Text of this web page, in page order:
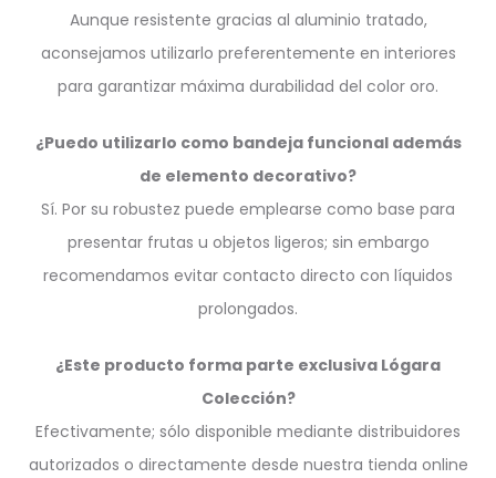
Aunque resistente gracias al aluminio tratado,
aconsejamos utilizarlo preferentemente en interiores
para garantizar máxima durabilidad del color oro.
¿Puedo utilizarlo como bandeja funcional además
de elemento decorativo?
Sí. Por su robustez puede emplearse como base para
presentar frutas u objetos ligeros; sin embargo
recomendamos evitar contacto directo con líquidos
prolongados.
¿Este producto forma parte exclusiva Lógara
Colección?
Efectivamente; sólo disponible mediante distribuidores
autorizados o directamente desde nuestra tienda online